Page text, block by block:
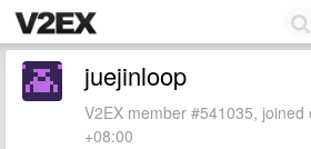
juejinloop
V2EX member #541035,
+08:00